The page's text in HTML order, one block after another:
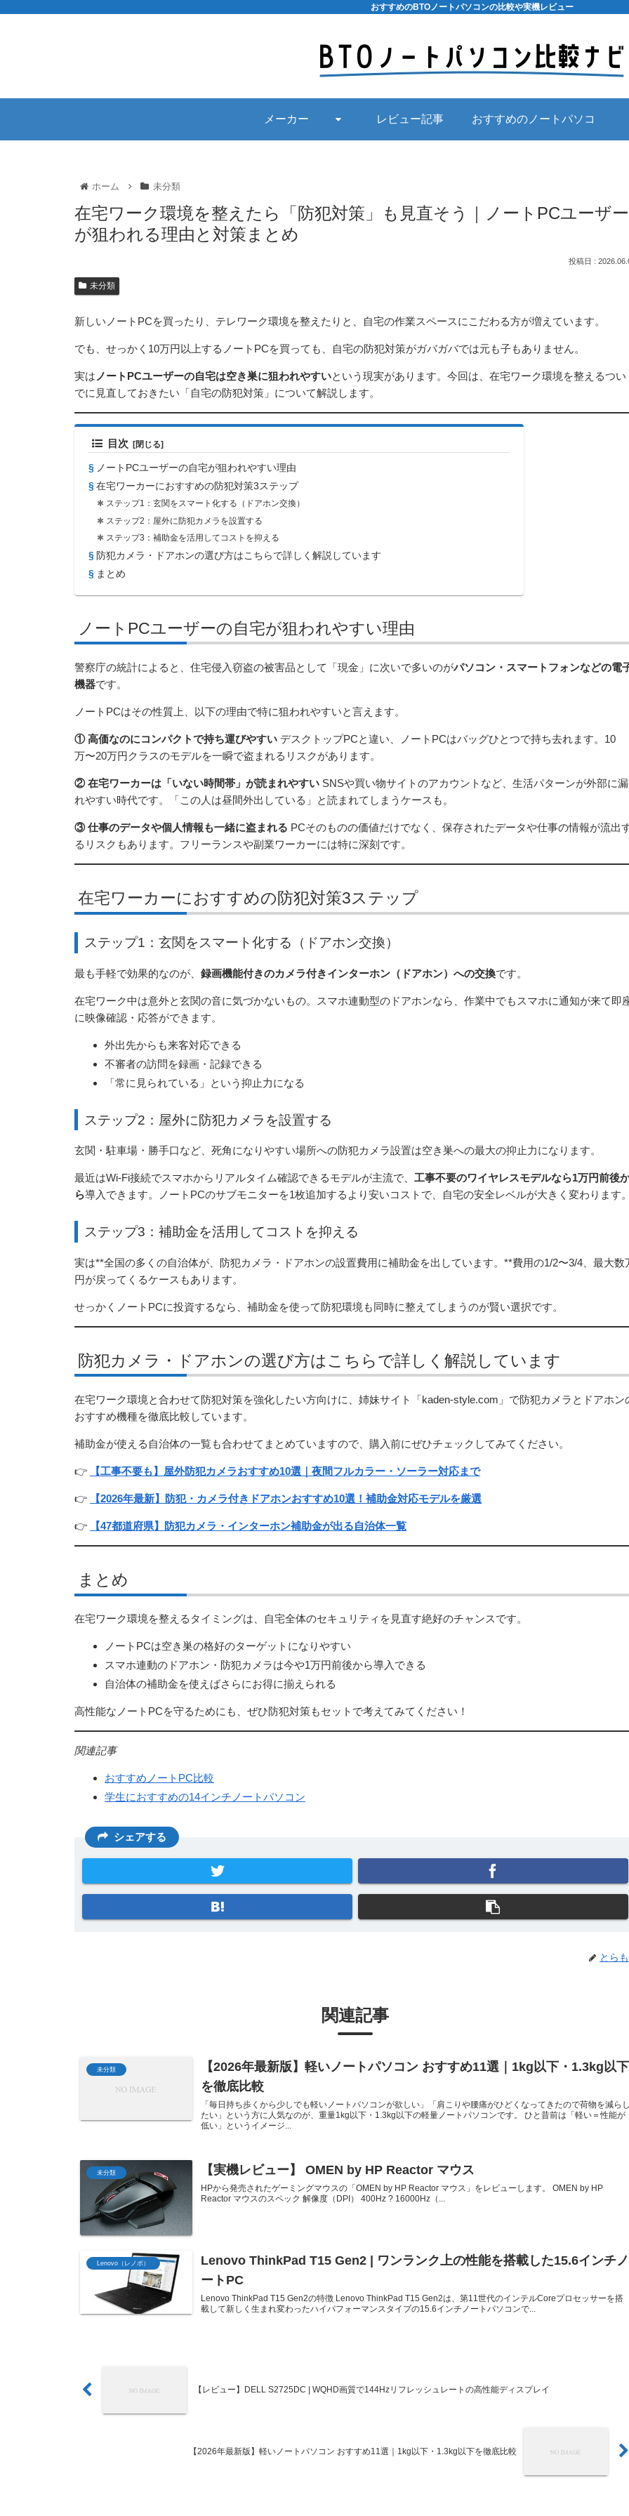
おすすめのBTOノートパソコンの比較や実機レビュー
メーカー レビュー記事 おすすめのノートパソコ
ホーム 未分類
在宅ワーク環境を整えたら「防犯対策」も見直そう｜ノートPCユーザー
が狙われる理由と対策まとめ
未分類
新しいノートPCを買ったり、テレワーク環境を整えたりと、自宅の作業スペースにこだわる方が増えています。
でも、せっかく10万円以上するノートPCを買っても、自宅の防犯対策がガバガバでは元も子もありません。
実は ノートPCユーザーの自宅は空き巣に狙われやすいという現実があります。今回は、在宅ワーク環境を整えるつい
でに見直しておきたい「自宅の防犯対策」について解説します。
目次
ノートPCユーザーの自宅が狙われやすい理由
在宅ワーカーにおすすめの防犯対策3ステップ
ステップ1：玄関をスマート化する（ドアホン交換）
ステップ2：屋外に防犯カメラを設置する
ステップ3：補助金を活用してコストを抑える
防犯カメラ・ドアホンの選び方はこちらで詳しく解説しています
まとめ
ノートPCユーザーの自宅が狙われやすい理由
警察庁の統計によると、住宅侵入窃盗の被害品として「現金」に次いで多いのがパソコン・スマートフォンなどの電
機器です。
ノートPCはその性質上、以下の理由で特に狙われやすいと言えます。
① 高価なのにコンパクトで持ち運びやすい デスクトップPCと違い、ノートPCはバッグひとつで持ち去れます。10
万〜20万円クラスのモデルを一瞬で盗まれるリスクがあります。
② 在宅ワーカーは「いない時間帯」が読まれやすい SNSや買い物サイトのアカウントなど、生活パターンが外部に漏
れやすい時代です。「この人は昼間外出している」と読まれてしまうケースも。
③ 仕事のデータや個人情報も一緒に盗まれる PCそのものの価値だけでなく、保存されたデータや仕事の情報が流出
るリスクもあります。フリーランスや副業ワーカーには特に深刻です。
在宅ワーカーにおすすめの防犯対策3ステップ
ステップ1：玄関をスマート化する（ドアホン交換）
最も手軽で効果的なのが、 録画機能付きのカメラ付きインターホン（ドアホン）への交換です。
在宅ワーク中は意外と玄関の音に気づかないもの。スマホ連動型のドアホンなら、作業中でもスマホに通知が来て即
に映像確認・応答ができます。
外出先からも来客対応できる
不審者の訪問を録画・記録できる
「常に見られている」という抑止力になる
ステップ2：屋外に防犯カメラを設置する
玄関・駐車場・勝手口など、死角になりやすい場所への防犯カメラ設置は空き巣への最大の抑止力になります。
最近はWi-Fi接続でスマホからリアルタイム確認できるモデルが主流で、 工事不要のワイヤレスモデルなら1万円前後
ら導入できます。ノートPCのサブモニターを1枚追加するより安いコストで、自宅の安全レベルが大きく変わります
ステップ3：補助金を活用してコストを抑える
実は**全国の多くの自治体が、防犯カメラ・ドアホンの設置費用に補助金を出しています。**費用の1/2〜3/4、最大数
円が戻ってくるケースもあります。
せっかくノートPCに投資するなら、補助金を使って防犯環境も同時に整えてしまうのが賢い選択です。
防犯カメラ・ドアホンの選び方はこちらで詳しく解説しています
在宅ワーク環境と合わせて防犯対策を強化したい方向けに、姉妹サイト「kaden-style.com」で防犯カメラとドアホン
おすすめ機種を徹底比較しています。
補助金が使える自治体の一覧も合わせてまとめていますので、購入前にぜひチェックしてみてください。
👉 【工事不要も】屋外防犯カメラおすすめ10選｜夜間フルカラー・ソーラー対応まで
👉 【2026年最新】防犯・カメラ付きドアホンおすすめ10選！補助金対応モデルを厳選
👉 【47都道府県】防犯カメラ・インターホン補助金が出る自治体一覧
まとめ
在宅ワーク環境を整えるタイミングは、自宅全体のセキュリティを見直す絶好のチャンスです。
ノートPCは空き巣の格好のターゲットになりやすい
スマホ連動のドアホン・防犯カメラは今や1万円前後から導入できる
自治体の補助金を使えばさらにお得に揃えられる
高性能なノートPCを守るためにも、ぜひ防犯対策もセットで考えてみてください！
関連記事
おすすめノートPC比較
学生におすすめの14インチノートパソコン
シェアする
とらも
関連記事
未分類
【2026年最新版】軽いノートパソコン おすすめ11選｜1kg以下・1.3kg以下
を徹底比較
「毎日持ち歩くから少しでも軽いノートパソコンが欲しい」「肩こりや腰痛がひどくなってきたので荷物を減ら
たい」という方に人気なのが、重量1kg以下・1.3kg以下の軽量ノートパソコンです。 ひと昔前は「軽い＝性能が
低い」というイメージ...
未分類 【実機レビュー】 OMEN by HP Reactor マウス
HPから発売されたゲーミングマウスの「OMEN by HP Reactor マウス」をレビューします。 OMEN by HP
Reactor マウスのスペック 解像度（DPI） 400Hz ? 16000Hz（...
Lenovo（レノボ）
Lenovo ThinkPad T15 Gen2 | ワンランク上の性能を搭載した15.6インチノ
ートPC
Lenovo ThinkPad T15 Gen2の特徴 Lenovo ThinkPad T15 Gen2は、第11世代のインテルCoreプロセッサーを搭
載して新しく生まれ変わったハイパフォーマンスタイプの15.6インチノートパソコンで...
【レビュー】DELL S2725DC | WQHD画質で144Hzリフレッシュレートの高性能ディスプレイ
【2026年最新版】軽いノートパソコン おすすめ11選｜1kg以下・1.3kg以下を徹底比較